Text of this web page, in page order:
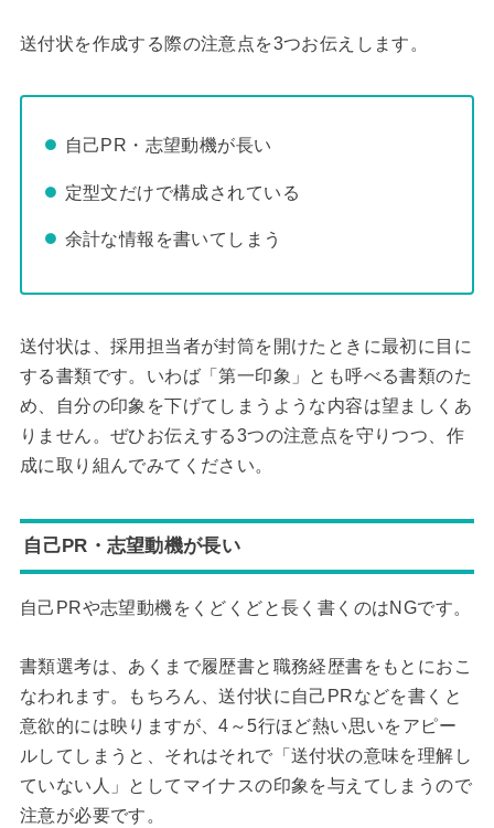
送付状を作成する際の注意点を3つお伝えします。
自己PR・志望動機が長い
定型文だけで構成されている
余計な情報を書いてしまう
送付状は、採用担当者が封筒を開けたときに最初に目に
する書類です。いわば「第一印象」とも呼べる書類のた
め、自分の印象を下げてしまうような内容は望ましくあ
りません。ぜひお伝えする3つの注意点を守りつつ、作
成に取り組んでみてください。
自己PR・志望動機が長い
自己PRや志望動機をくどくどと長く書くのはNGです。
書類選考は、あくまで履歴書と職務経歴書をもとにおこ
なわれます。もちろん、送付状に自己PRなどを書くと
意欲的には映りますが、4～5行ほど熱い思いをアピー
ルしてしまうと、それはそれで「送付状の意味を理解し
ていない人」としてマイナスの印象を与えてしまうので
注意が必要です。